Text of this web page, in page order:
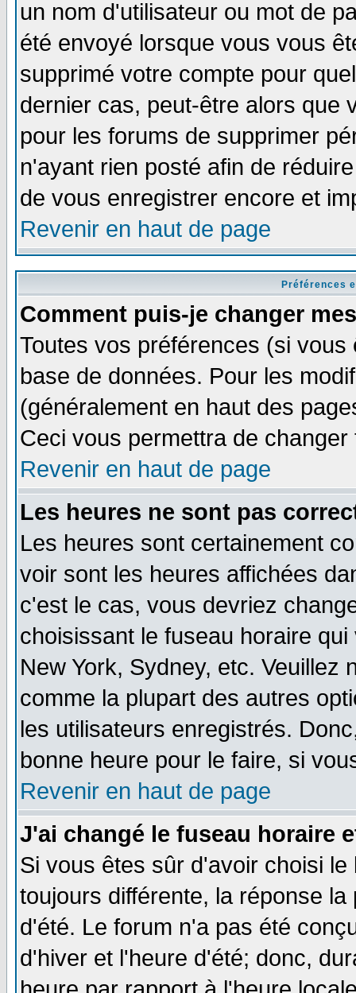
un nom d'utilisateur ou mot de
été envoyé lorsque vous vous
supprimé votre compte pour
dernier cas, peut-être alors que
pour les forums de supprimer
n'ayant rien posté afin de
de vous enregistrer encore et
Revenir en haut de page
Préférences
Comment puis-je changer
Toutes vos préférences (si
base de données. Pour les
(généralement en haut des
Ceci vous permettra de
Revenir en haut de page
Les heures ne sont pas
Les heures sont certainement
voir sont les heures affichées
c'est le cas, vous devriez
choisissant le fuseau horaire
New York, Sydney, etc. Veuillez
comme la plupart des autres
les utilisateurs enregistrés.
bonne heure pour le faire, si
Revenir en haut de page
J'ai changé le fuseau horaire
Si vous êtes sûr d'avoir choisi
toujours différente, la réponse
d'été. Le forum n'a pas été
d'hiver et l'heure d'été; donc,